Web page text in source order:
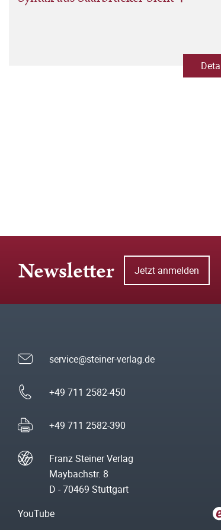
Newsletter Jetzt anmelden
service@steiner-verlag.de
+49 711 2582-450
+49 711 2582-390
Franz Steiner Verlag
Maybachstr. 8
D - 70469 Stuttgart
YouTube